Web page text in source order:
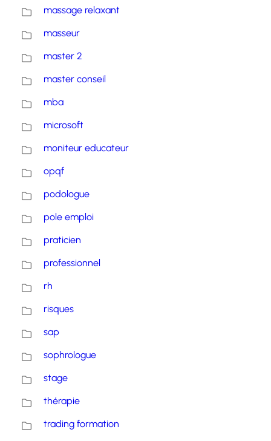
massage relaxant
masseur
master 2
master conseil
mba
microsoft
moniteur educateur
opqf
podologue
pole emploi
praticien
professionnel
rh
risques
sap
sophrologue
stage
thérapie
trading formation